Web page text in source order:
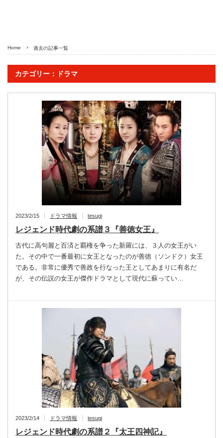
Home 過去の記事一覧
カテゴリー：ドラマ
2023/2/15 ドラマ情報 tesugi
レジェンド時代劇の系譜３『善徳女王』
古代に高句麗と百済と覇権を争った新羅には、３人の女王がい
た。その中で一番最初に女王となったのが善徳（ソンドク）女王
である。非常に優秀で善政を行なった王としてあまりに有名だ
が、その伝説の女王が傑作ドラマとして現代に蘇ってい…
2023/2/14 ドラマ情報 tesugi
レジェンド時代劇の系譜２『太王四神記』